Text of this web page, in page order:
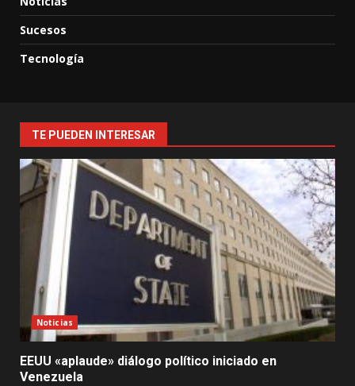
Sucesos
Tecnología
TE PUEDEN INTERESAR
Noticias
EEUU «aplaude» diálogo político iniciado en
Venezuela